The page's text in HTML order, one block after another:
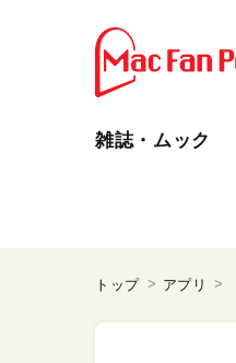
雑誌・ムック
トップ アプリ